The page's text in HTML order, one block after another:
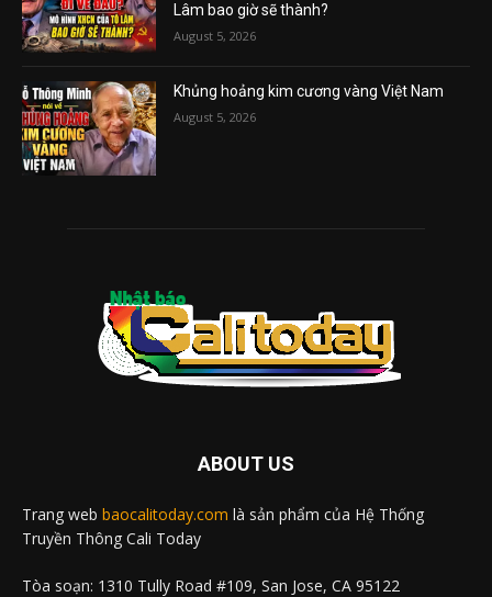
Lâm bao giờ sẽ thành?
August 5, 2026
Khủng hoảng kim cương vàng Việt Nam
August 5, 2026
ABOUT US
Trang web baocalitoday.com là sản phẩm của Hệ Thống
Truyền Thông Cali Today
Tòa soạn: 1310 Tully Road #109, San Jose, CA 95122